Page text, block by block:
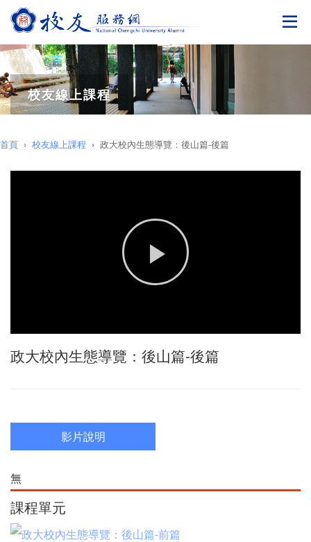
切
校友線上課程
首頁 校友線上課程 政大校內生態導覽：後山篇-後篇
Play
Video
政大校內生態導覽：後山篇-後篇
影片說明
無
課程單元